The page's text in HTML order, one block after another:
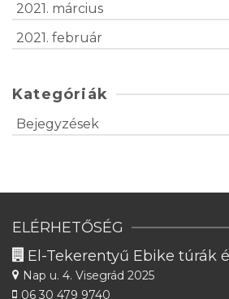
2021. március
2021. február
Kategóriák
Bejegyzések
ELÉRHETŐSÉG
El-Tekerentyű Ebike túrák
Nap u. 4. Visegrád 2025
06 30 479 9740